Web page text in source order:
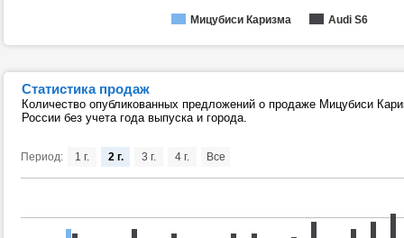
Мицубиси Каризма Audi S6
Статистика продаж
Количество опубликованных предложений о продаже Мицубиси
России без учета года выпуска и города.
Период: 1 г. 2 г. 3 г. 4 г. Все